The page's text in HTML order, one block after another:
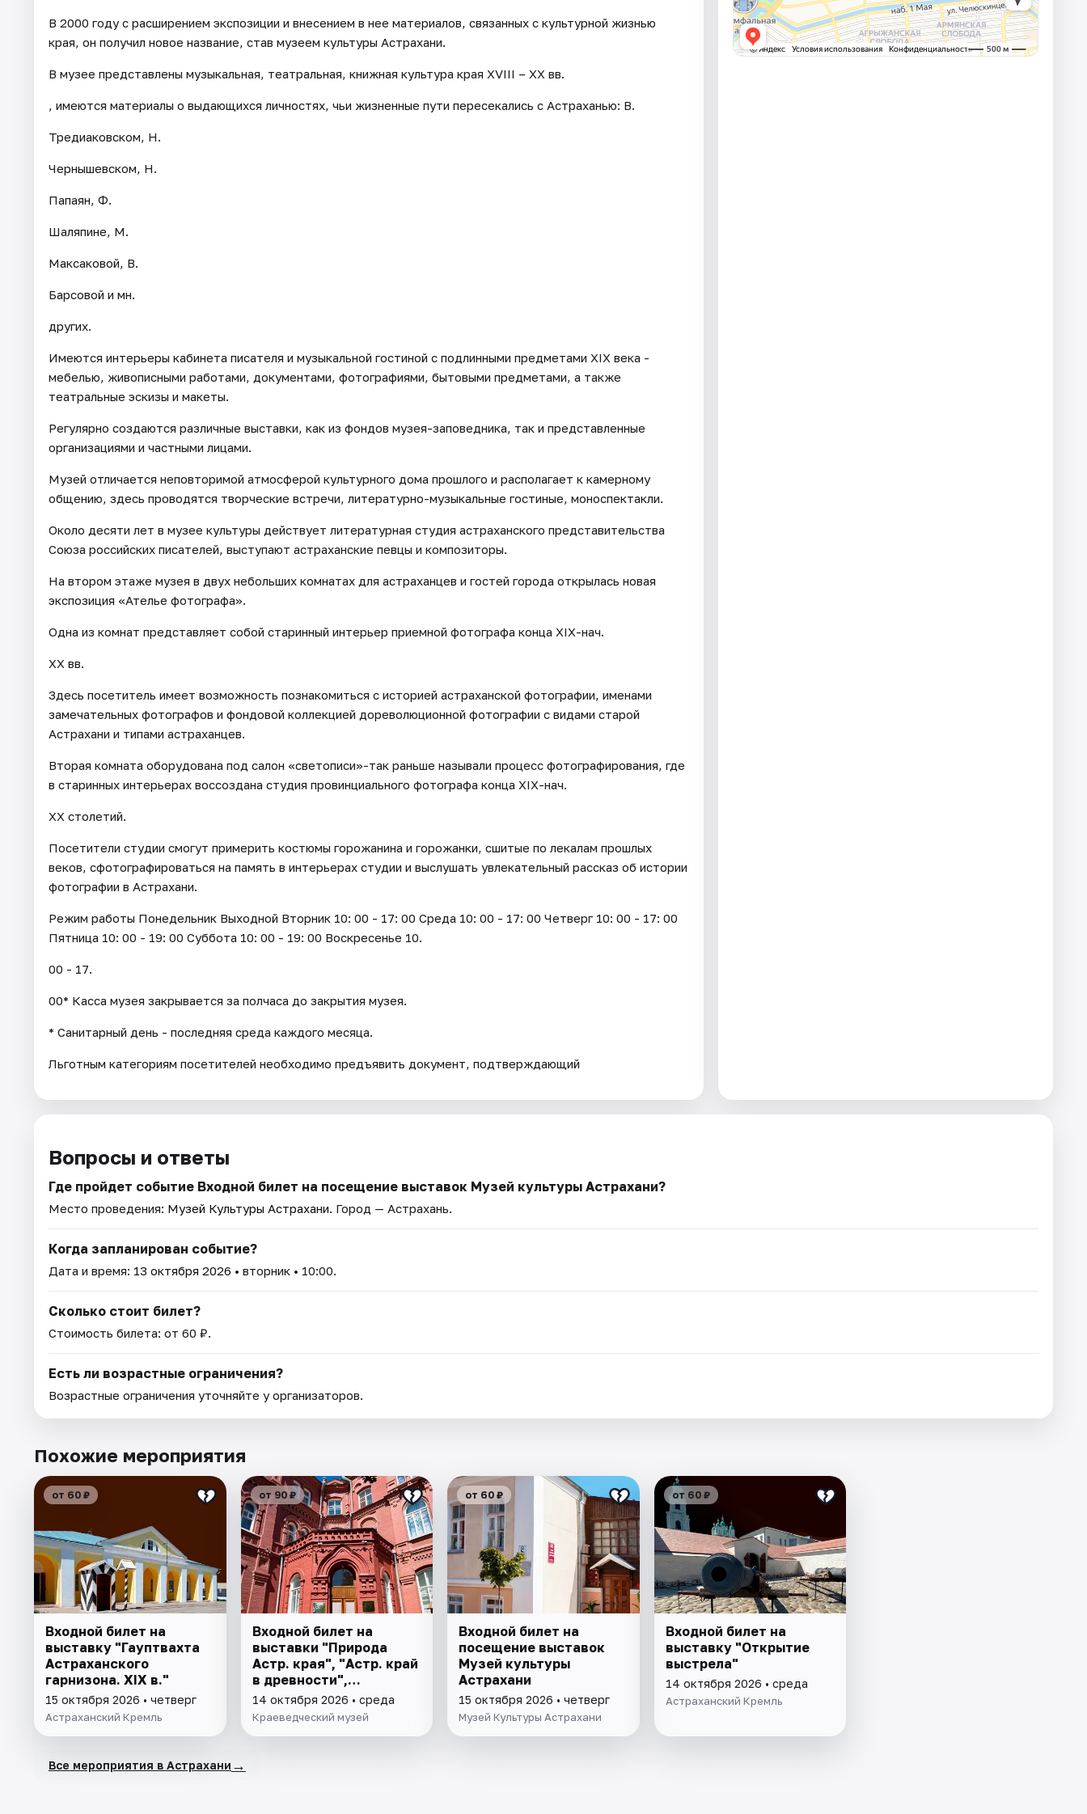
В 2000 году с расширением экспозиции и внесением в нее материалов, связанных с культурной жизнью
края, он получил новое название, став музеем культуры Астрахани.
В музее представлены музыкальная, театральная, книжная культура края XVIII – XX вв.
, имеются материалы о выдающихся личностях, чьи жизненные пути пересекались с Астраханью: В.
Тредиаковском, Н.
Чернышевском, Н.
Папаян, Ф.
Шаляпине, М.
Максаковой, В.
Барсовой и мн.
других.
Имеются интерьеры кабинета писателя и музыкальной гостиной с подлинными предметами XIX века -
мебелью, живописными работами, документами, фотографиями, бытовыми предметами, а также
театральные эскизы и макеты.
Регулярно создаются различные выставки, как из фондов музея-заповедника, так и представленные
организациями и частными лицами.
Музей отличается неповторимой атмосферой культурного дома прошлого и располагает к камерному
общению, здесь проводятся творческие встречи, литературно-музыкальные гостиные, моноспектакли.
Около десяти лет в музее культуры действует литературная студия астраханского представительства
Союза российских писателей, выступают астраханские певцы и композиторы.
На втором этаже музея в двух небольших комнатах для астраханцев и гостей города открылась новая
экспозиция «Ателье фотографа».
Одна из комнат представляет собой старинный интерьер приемной фотографа конца XIX-нач.
XX вв.
Здесь посетитель имеет возможность познакомиться с историей астраханской фотографии, именами
замечательных фотографов и фондовой коллекцией дореволюционной фотографии с видами старой
Астрахани и типами астраханцев.
Вторая комната оборудована под салон «светописи»-так раньше называли процесс фотографирования, где
в старинных интерьерах воссоздана студия провинциального фотографа конца XIX-нач.
XX столетий.
Посетители студии смогут примерить костюмы горожанина и горожанки, сшитые по лекалам прошлых
веков, сфотографироваться на память в интерьерах студии и выслушать увлекательный рассказ об истории
фотографии в Астрахани.
Режим работы Понедельник Выходной Вторник 10: 00 - 17: 00 Среда 10: 00 - 17: 00 Четверг 10: 00 - 17: 00
Пятница 10: 00 - 19: 00 Суббота 10: 00 - 19: 00 Воскресенье 10.
00 - 17.
00* Касса музея закрывается за полчаса до закрытия музея.
* Санитарный день - последняя среда каждого месяца.
Льготным категориям посетителей необходимо предъявить документ, подтверждающий
Вопросы и ответы
Где пройдет событие Входной билет на посещение выставок Музей культуры Астрахани?
Место проведения: Музей Культуры Астрахани. Город — Астрахань.
Когда запланирован событие?
Дата и время: 13 октября 2026 • вторник • 10:00.
Сколько стоит билет?
Стоимость билета: от 60 ₽.
Есть ли возрастные ограничения?
Возрастные ограничения уточняйте у организаторов.
Похожие мероприятия
от 60 ₽
Входной билет на
выставку "Гауптвахта
Астраханского
гарнизона. XIX в."
15 октября 2026 • четверг
Астраханский Кремль
от 90 ₽
Входной билет на
выставки "Природа
Астр. края", "Астр. край
в древности",
"Заселение Астр. края"
14 октября 2026 • среда
Краеведческий музей
от 60 ₽
Входной билет на
посещение выставок
Музей культуры
Астрахани
15 октября 2026 • четверг
Музей Культуры Астрахани
от 60 ₽
Входной билет на
выставку "Открытие
выстрела"
14 октября 2026 • среда
Астраханский Кремль
Все мероприятия в Астрахани →